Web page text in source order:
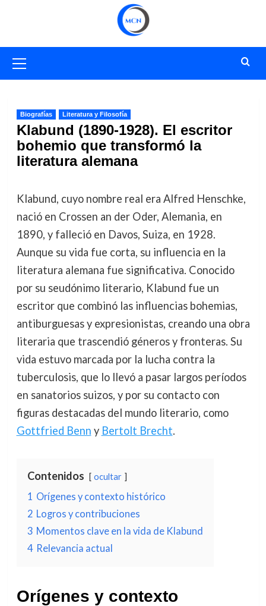
primario
Biografías Literatura y Filosofía
Klabund (1890-1928). El escritor
bohemio que transformó la
literatura alemana
Klabund, cuyo nombre real era Alfred Henschke,
nació en Crossen an der Oder, Alemania, en
1890, y falleció en Davos, Suiza, en 1928.
Aunque su vida fue corta, su influencia en la
literatura alemana fue significativa. Conocido
por su seudónimo literario, Klabund fue un
escritor que combinó las influencias bohemias,
antiburguesas y expresionistas, creando una obra
literaria que trascendió géneros y fronteras. Su
vida estuvo marcada por la lucha contra la
tuberculosis, que lo llevó a pasar largos períodos
en sanatorios suizos, y por su contacto con
figuras destacadas del mundo literario, como
Gottfried Benn y Bertolt Brecht.
Contenidos ocultar
1 Orígenes y contexto histórico
2 Logros y contribuciones
3 Momentos clave en la vida de Klabund
4 Relevancia actual
Orígenes y contexto